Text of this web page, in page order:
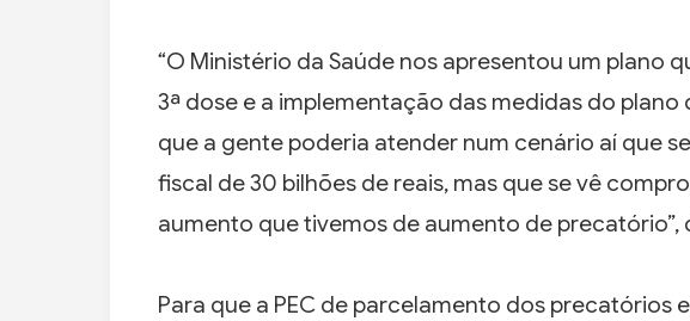
“O Ministério da Saúde nos apresentou um plano
3ª dose e a implementação das medidas do plano
que a gente poderia atender num cenário aí que
fiscal de 30 bilhões de reais, mas que se vê
aumento que tivemos de aumento de precatório”,
Para que a PEC de parcelamento dos precatórios